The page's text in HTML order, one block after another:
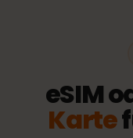
eSIM
Karte